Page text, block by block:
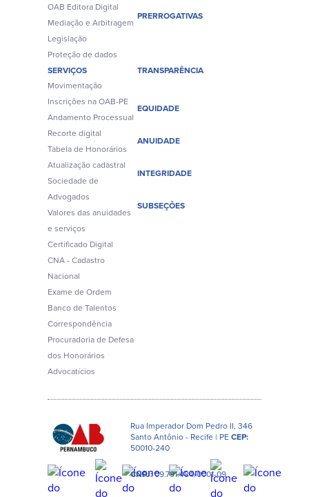
OAB Editora Digital
Mediação e Arbitragem
Legislação
Proteção de dados
PRERROGATIVAS
SERVIÇOS
Movimentação
Inscrições na OAB-PE
Andamento Processual
Recorte digital
Tabela de Honorários
Atualização cadastral
Sociedade de
Advogados
Valores das anuidades
e serviços
Certificado Digital
CNA - Cadastro
Nacional
Exame de Ordem
Banco de Talentos
Correspondência
Procuradoria de Defesa
dos Honorários
Advocatícios
TRANSPARÊNCIA
EQUIDADE
ANUIDADE
INTEGRIDADE
SUBSEÇÕES
Rua Imperador Dom Pedro II, 346
Santo Antônio - Recife | PECEP:
50010-240
CNPJ:09.791.484/0001-09